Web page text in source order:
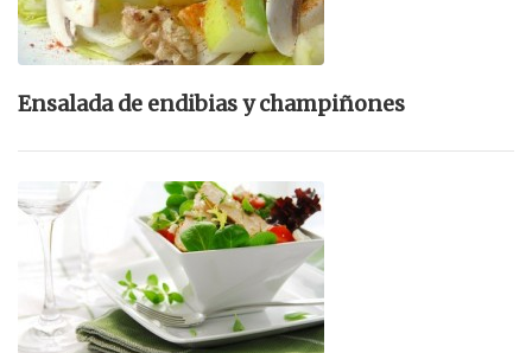
Ensalada de endibias y champiñones